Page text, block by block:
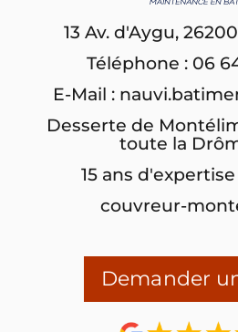
13 Av. d'Aygu,
Téléphone : 06
E-Mail :
Desserte de
toute la
15 ans
couvreur-
Demander